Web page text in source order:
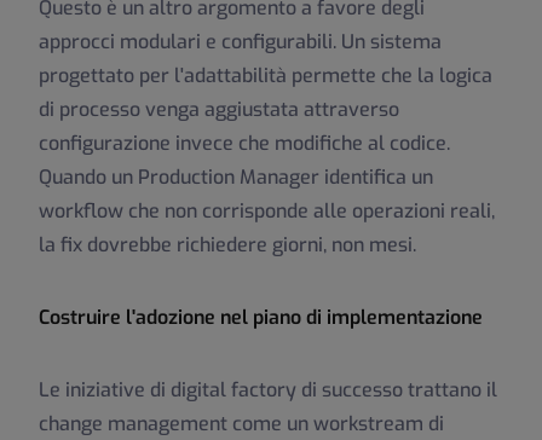
Questo è un altro argomento a favore degli
approcci modulari e configurabili. Un sistema
progettato per l'adattabilità permette che la logica
di processo venga aggiustata attraverso
configurazione invece che modifiche al codice.
Quando un Production Manager identifica un
workflow che non corrisponde alle operazioni reali,
la fix dovrebbe richiedere giorni, non mesi.
Costruire l'adozione nel piano di implementazione
Le iniziative di digital factory di successo trattano il
change management come un workstream di